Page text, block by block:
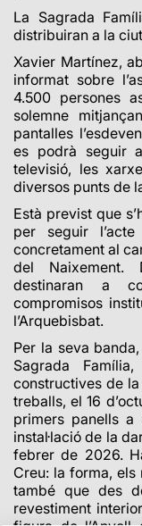
La Sagrada
distribuiran a la
Xavier Martínez,
informat sobre
4.500 persones
solemne
pantalles
es podrà seguir
televisió, les
diversos punts de
Està previst que
per seguir
concretament al
del Naixement.
destinaran a
compromisos
l’Arquebisbat.
Per la seva
Sagrada
constructives de
treballs, el 16
primers panells
instal·lació de la
febrer de 2026.
Creu: la forma, els
també que des
revestiment